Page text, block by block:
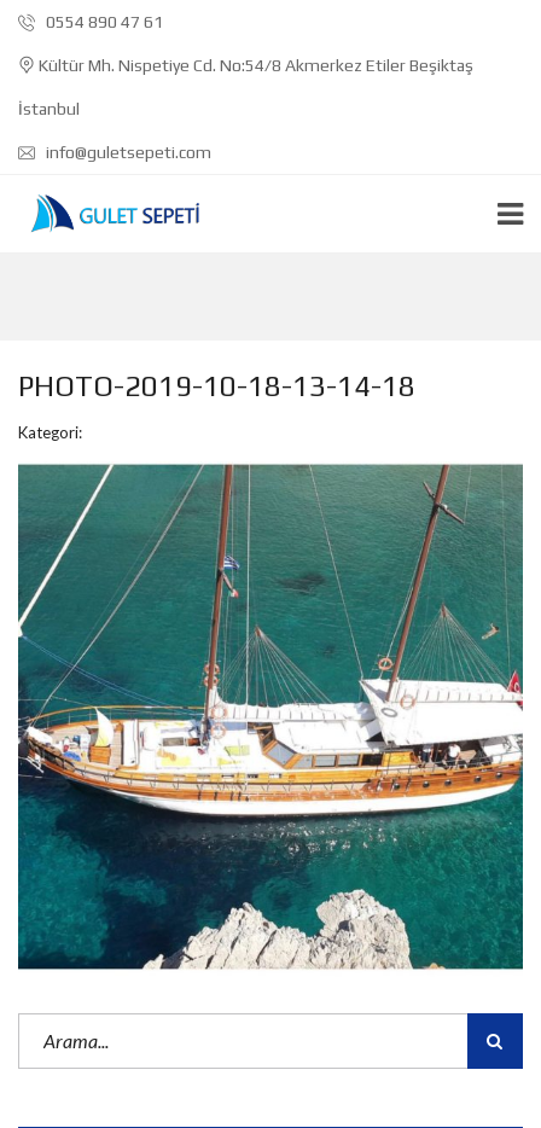
0554 890 47 61
Kültür Mh. Nispetiye Cd. No:54/8 Akmerkez Etiler Beşiktaş
İstanbul
info@guletsepeti.com
PHOTO-2019-10-18-13-14-18
Kategori: